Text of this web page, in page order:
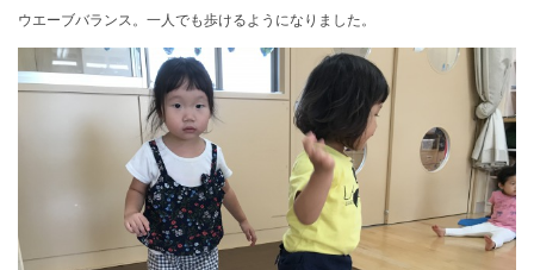
ウエーブバランス。一人でも歩けるようになりました。